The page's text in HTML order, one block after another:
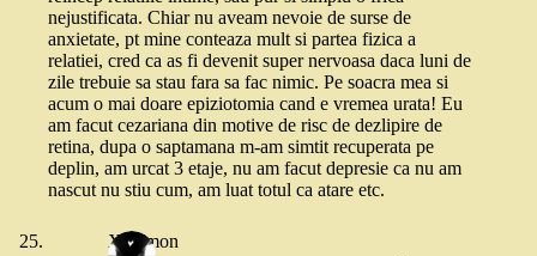
nejustificata. Chiar nu aveam nevoie de surse de
anxietate, pt mine conteaza mult si partea fizica a
relatiei, cred ca as fi devenit super nervoasa daca luni de
zile trebuie sa stau fara sa fac nimic. Pe soacra mea si
acum o mai doare epiziotomia cand e vremea urata! Eu
am facut cezariana din motive de risc de dezlipire de
retina, dupa o saptamana m-am simtit recuperata pe
deplin, am urcat 3 etaje, nu am facut depresie ca nu am
nascut nu stiu cum, am luat totul ca atare etc.
Xelomon